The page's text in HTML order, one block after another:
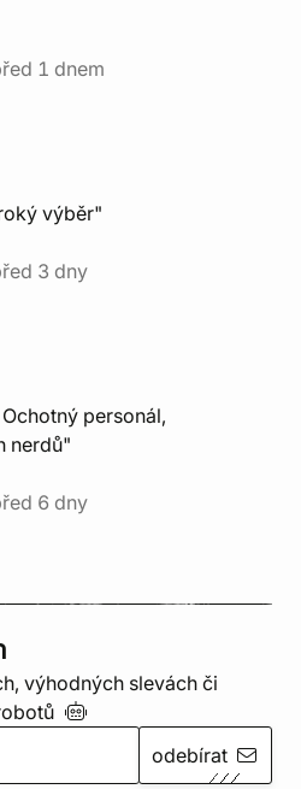
1 dnem
výběr"
3 dny
personál,
nerdů"
6 dny
výhodných slevách či
odebírat